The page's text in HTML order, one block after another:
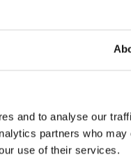
and to analyse our
partners who may
use of their services.
Se
gjord av
att hitta